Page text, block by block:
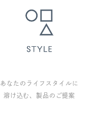
あなたのライフスタイルに
溶け込む、製品のご提案